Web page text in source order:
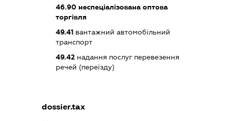
46.90неспеціалізована оптова
торгівля
49.41вантажний автомобільний
транспорт
49.42надання послуг перевезення
речей (переїзду)
dossier.tax